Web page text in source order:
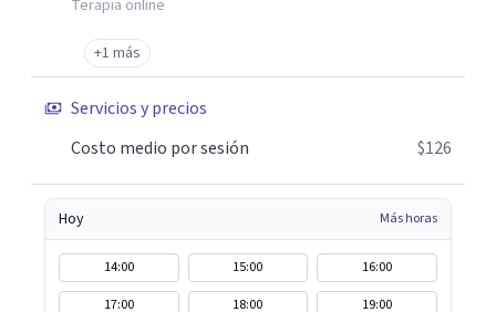
exposición Terapia de juego para niños Tratamiento de
Traumas y Trastornos de Estrés Postraumático:
Ofrecemos apoyo psicológico para ayudarte a superar
experiencias traumáticas y mejorar tu calidad de vida.
Terapia online
+1 más
Servicios y precios
Costo medio por sesión
$126
Hoy Más horas
14:00 15:00
16:00
17:00
18:00 19:00